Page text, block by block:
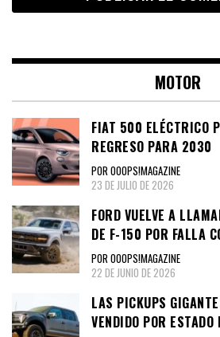
MOTOR
FIAT 500 ELÉCTRICO
REGRESO PARA 2030
POR OOOPS!MAGAZINE
23 DE JULIO DE 2026
FORD VUELVE A
DE F-150 POR FALLA
POR OOOPS!MAGAZINE
22 DE JUNIO DE 2026
LAS PICKUPS
VENDIDO POR ESTADO